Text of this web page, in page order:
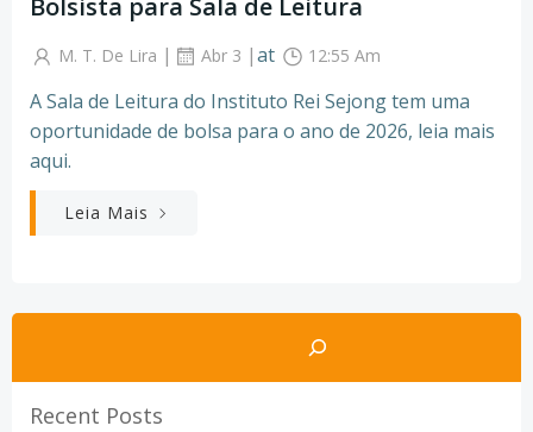
Bolsista para Sala de Leitura
M. T. De Lira | Abr 3 |at 12:55 Am
A Sala de Leitura do Instituto Rei Sejong tem uma
oportunidade de bolsa para o ano de 2026, leia mais
aqui.
Leia Mais
Pesquisar
Recent Posts